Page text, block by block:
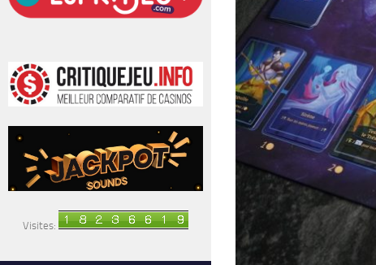
Visites: